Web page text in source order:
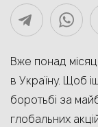
Вже понад
в Україну. Щоб
боротьбі за
глобальних